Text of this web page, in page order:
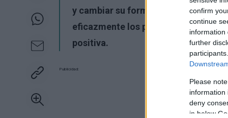
confirm
continue
information
further
Please
information
deny
in below
y cambiar su forma de ver el
eficazmente los pensamientos
positiva.
Publicidad: